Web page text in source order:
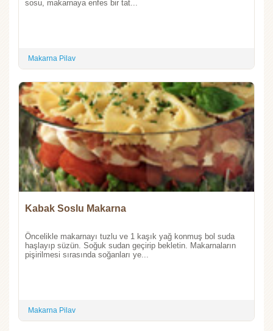
sosu, makarnaya enfes bir tat...
Makarna Pilav
Kabak Soslu Makarna
Öncelikle makarnayı tuzlu ve 1 kaşık yağ konmuş bol suda
haşlayıp süzün. Soğuk sudan geçirip bekletin. Makarnaların
pişirilmesi sırasında soğanları ye...
Makarna Pilav